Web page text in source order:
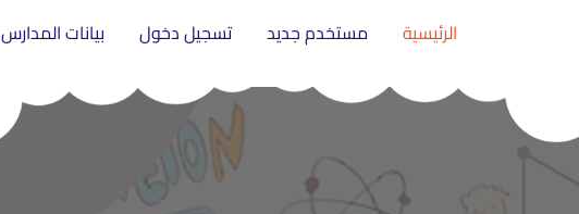
الرئيسية مستخدم جديد تسجيل دخول بيانات المدارس